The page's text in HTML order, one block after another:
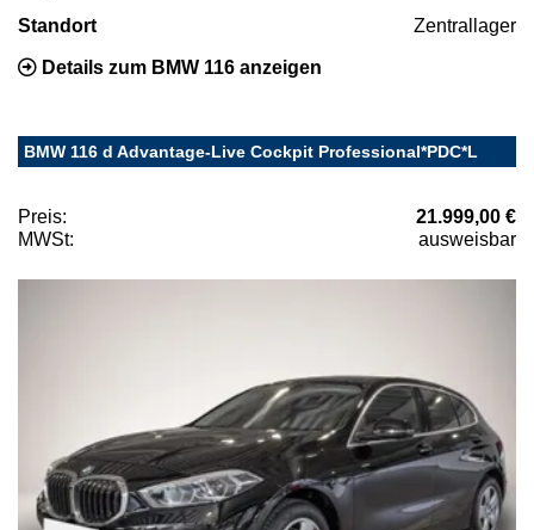
Standort Zentrallager
Details zum BMW 116 anzeigen
BMW 116 d Advantage-Live Cockpit Professional*PDC*L
Preis:
21.999,00 €
MWSt:
ausweisbar